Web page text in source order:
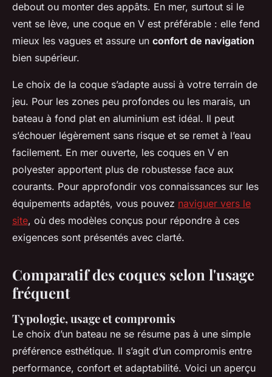
debout ou monter des appâts. En mer, surtout si le
vent se lève, une coque en V est préférable : elle fend
mieux les vagues et assure un confort de navigation
bien supérieur.
Le choix de la coque s’adapte aussi à votre terrain de
jeu. Pour les zones peu profondes ou les marais, un
bateau à fond plat en aluminium est idéal. Il peut
s’échouer légèrement sans risque et se remet à l’eau
facilement. En mer ouverte, les coques en V en
polyester apportent plus de robustesse face aux
courants. Pour approfondir vos connaissances sur les
équipements adaptés, vous pouvez naviguer vers le
site, où des modèles conçus pour répondre à ces
exigences sont présentés avec clarté.
Comparatif des coques selon l'usage
fréquent
Typologie, usage et compromis
Le choix d’un bateau ne se résume pas à une simple
préférence esthétique. Il s’agit d’un compromis entre
performance, confort et adaptabilité. Voici un aperçu